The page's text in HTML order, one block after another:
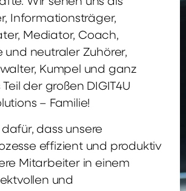
Informationsträger,
Mediator, Coach,
und neutraler Zuhörer,
Kumpel und ganz
der großen DIGIT4U
– Familie!
dass unsere
effizient und produktiv
Mitarbeiter in einem
und